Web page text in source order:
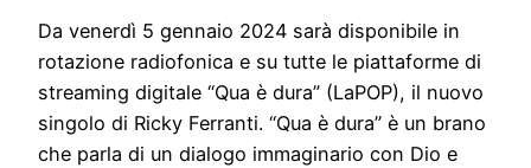
Da venerdì 5 gennaio 2024 sarà disponibile in
rotazione radiofonica e su tutte le piattaforme di
streaming digitale “Qua è dura” (LaPOP), il nuovo
singolo di Ricky Ferranti. “Qua è dura” è un brano
che parla di un dialogo immaginario con Dio e